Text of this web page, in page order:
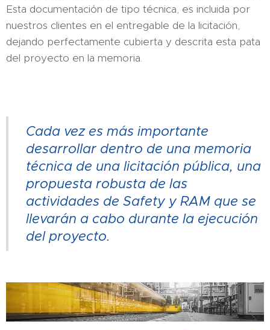
Esta documentación de tipo técnica, es incluida por
nuestros clientes en el entregable de la licitación,
dejando perfectamente cubierta y descrita esta pata
del proyecto en la memoria.
Cada vez es más importante
desarrollar dentro de una memoria
técnica de una licitación pública, una
propuesta robusta de las
actividades de Safety y RAM que se
llevarán a cabo durante la ejecución
del proyecto.